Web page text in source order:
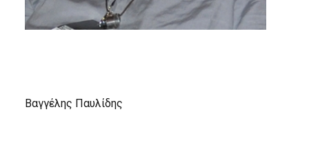
Βαγγέλης Παυλίδης